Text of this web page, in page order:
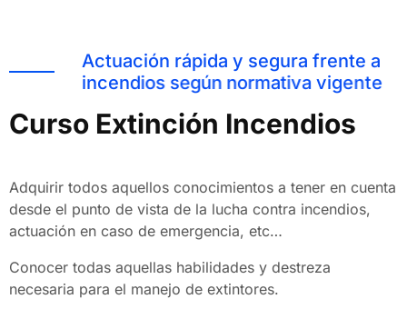
Actuación rápida y segura frente a
incendios según normativa vigente
Curso Extinción Incendios
Adquirir todos aquellos conocimientos a tener en cuenta
desde el punto de vista de la lucha contra incendios,
actuación en caso de emergencia, etc…
Conocer todas aquellas habilidades y destreza
necesaria para el manejo de extintores.